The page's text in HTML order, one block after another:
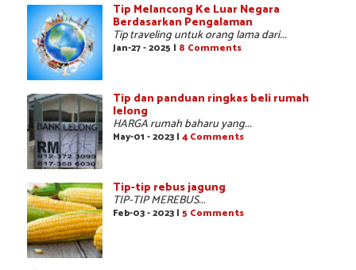
Tip Melancong Ke Luar Negara
Berdasarkan Pengalaman
Tip traveling untuk orang lama dari...
Jan-27 - 2025 | 8 Comments
Tip dan panduan ringkas beli rumah
lelong
HARGA rumah baharu yang...
May-01 - 2023 | 4 Comments
Tip-tip rebus jagung
TIP-TIP MEREBUS...
Feb-03 - 2023 | 5 Comments